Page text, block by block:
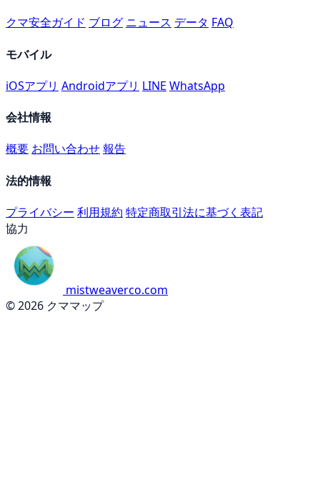
クマ安全ガイド ブログ ニュース データ FAQ
モバイル
iOSアプリ Androidアプリ LINE WhatsApp
会社情報
概要 お問い合わせ報告
法的情報
プライバシー 利用規約 特定商取引法に基づく表記
協力
mistweaverco.com
© 2026 クママップ